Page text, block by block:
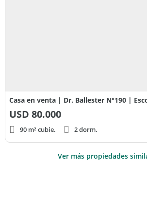
Casa en venta | Dr. Ballester N°190 |
USD 80.000
90 m² cubie. 2 dorm.
Ver más propiedades